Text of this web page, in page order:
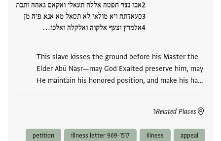
אבו נצר חפטה אללה תעאלי ואקאם גאהה ותבת
סעאדתה ויא מולאי לא תסאל מא אנא פיה מן
אלמרץ וצעף אלקוה ואלקלה ואלכו…
This slave kisses the ground before his Master the
Elder Abū Naṣr—may God Exalted preserve him, may
He maintain his honored position, and make his ha…
Related Places
1
appeal
illness
illness letter 969-1517
petition